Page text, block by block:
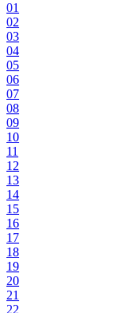
01
02
03
04
05
06
07
08
09
10
11
12
13
14
15
16
17
18
19
20
21
22